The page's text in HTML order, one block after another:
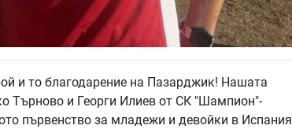
и то благодарение на Пазарджик! Нашата
Търново и Георги Илиев от СК "Шампион"-
първенство за младежи и девойки в Испания